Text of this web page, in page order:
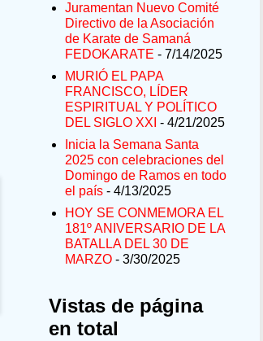
Juramentan Nuevo Comité
Directivo de la Asociación
de Karate de Samaná
FEDOKARATE - 7/14/2025
MURIÓ EL PAPA
FRANCISCO, LÍDER
ESPIRITUAL Y POLÍTICO
DEL SIGLO XXI - 4/21/2025
Inicia la Semana Santa
2025 con celebraciones del
Domingo de Ramos en todo
el país - 4/13/2025
HOY SE CONMEMORA EL
181º ANIVERSARIO DE LA
BATALLA DEL 30 DE
MARZO - 3/30/2025
Vistas de página
en total